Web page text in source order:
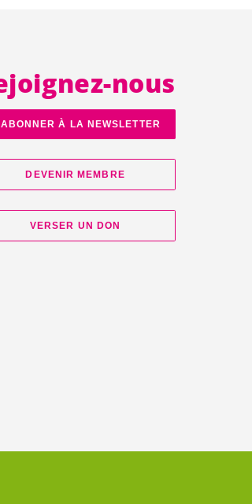
nous
À LA NEWSLETTER
DEVENIR MEMBRE
VERSER UN DON